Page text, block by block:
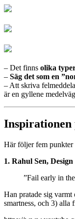
– Det finns olika
– Säg det som en
– Att skriva
är en gyllene
Inspirationen
Här följer fem punkter
1. Rahul Sen,
”Fail early in
Han pratade sig varmt
smartness, och 3)